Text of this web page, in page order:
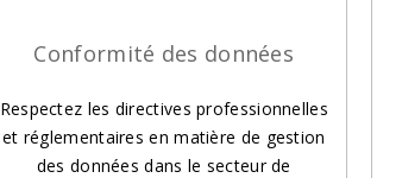
Conformité des données
Respectez les directives professionnelles
et réglementaires en matière de gestion
des données dans le secteur de